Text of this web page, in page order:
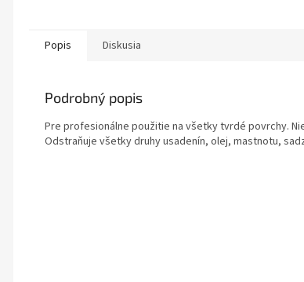
Popis Diskusia
Podrobný popis
Pre profesionálne použitie na všetky tvrdé povrchy.
Odstraňuje všetky druhy usadenín, olej, mastnotu,